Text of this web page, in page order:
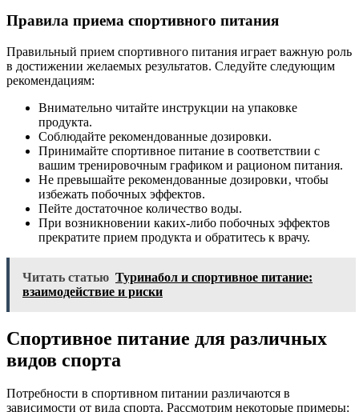
Правила приема спортивного питания
Правильный прием спортивного питания играет важную роль
в достижении желаемых результатов. Следуйте следующим
рекомендациям:
Внимательно читайте инструкции на упаковке
продукта.
Соблюдайте рекомендованные дозировки.
Принимайте спортивное питание в соответствии с
вашим тренировочным графиком и рационом питания.
Не превышайте рекомендованные дозировки‚ чтобы
избежать побочных эффектов.
Пейте достаточное количество воды.
При возникновении каких-либо побочных эффектов
прекратите прием продукта и обратитесь к врачу.
Читать статью Туринабол и спортивное питание:
взаимодействие и риски
Спортивное питание для различных
видов спорта
Потребности в спортивном питании различаются в
зависимости от вида спорта. Рассмотрим некоторые примеры: